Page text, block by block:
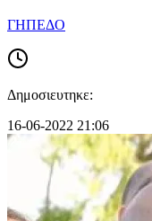
ΓΗΠΕΔΟ
Δημοσιευτηκε:
16-06-2022 21:06